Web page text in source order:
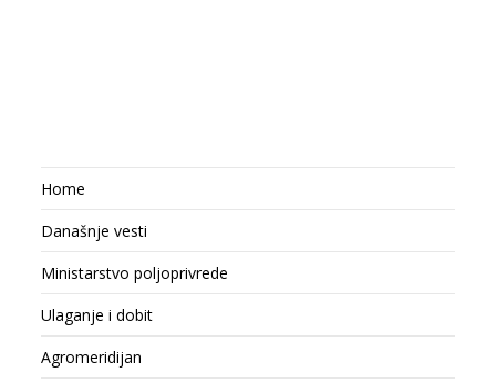
Home
Današnje vesti
Ministarstvo poljoprivrede
Ulaganje i dobit
Agromeridijan